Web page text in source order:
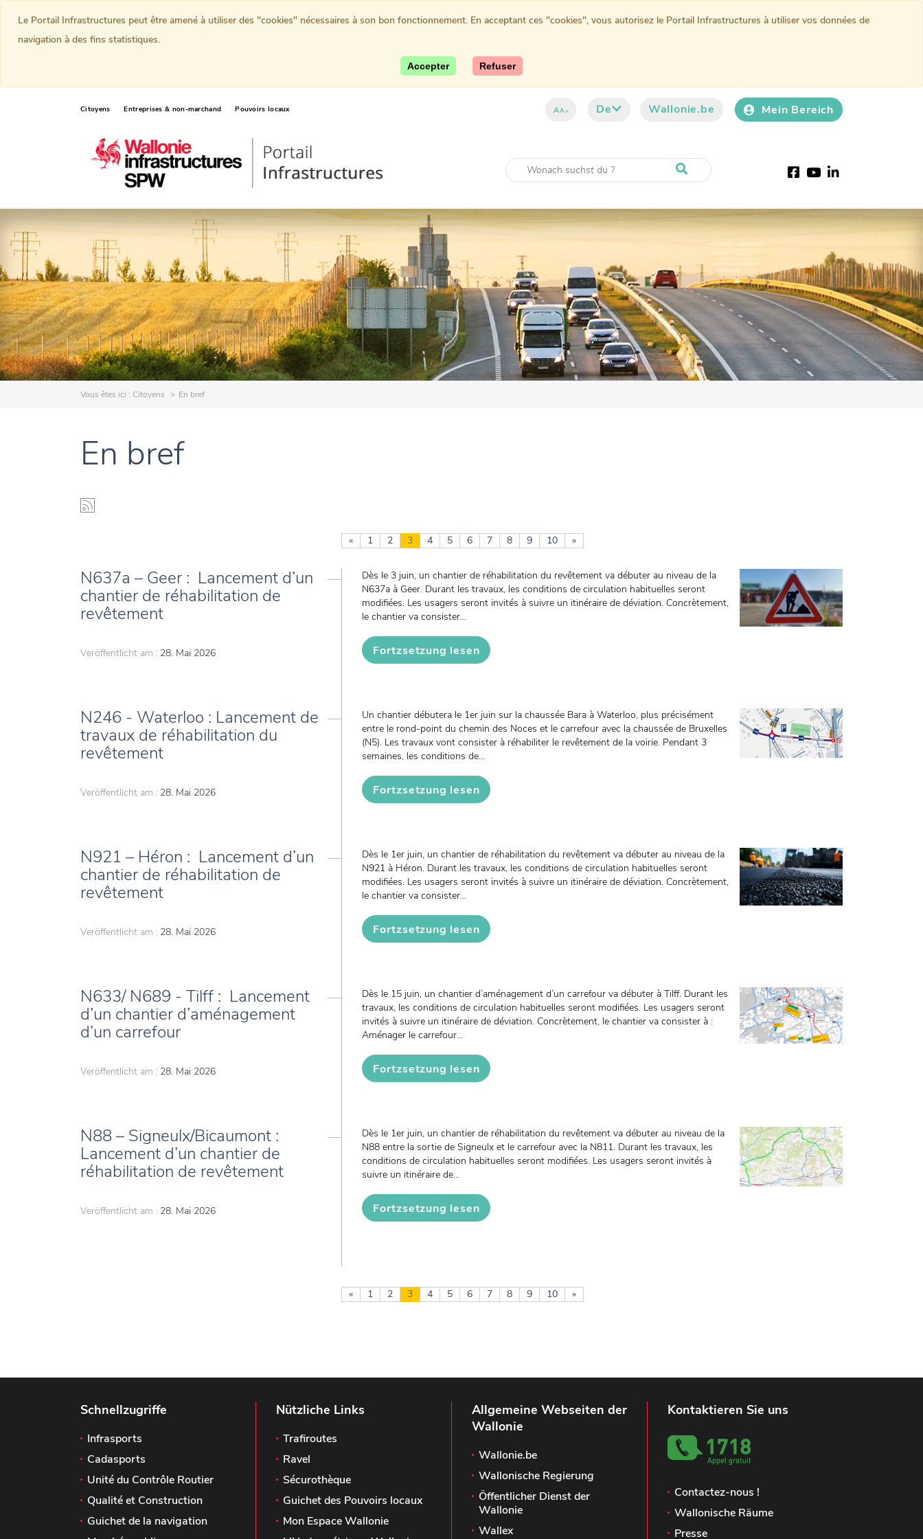
Citoyens Entreprises & non-marchand Pouvoirs locaux AAA De Wallonie.be Mein Bereich
Facebook
YoutubeLinkedIn
Vous êtes ici : Citoyens En bref
En bref
« 1 2 3 4 5 6 7 8 9 10 »
N637a – Geer : Lancement d’un
chantier de réhabilitation de
revêtement
Veröffentlicht am : 28. Mai 2026
Dès le 3 juin, un chantier de réhabilitation du revêtement va débuter au niveau de la
N637a à Geer. Durant les travaux, les conditions de circulation habituelles seront
modifiées. Les usagers seront invités à suivre un itinéraire de déviation. Concrètement,
le chantier va consister...
Fortzsetzung lesen
N246 - Waterloo : Lancement de
travaux de réhabilitation du
revêtement
Veröffentlicht am : 28. Mai 2026
Un chantier débutera le 1er juin sur la chaussée Bara à Waterloo, plus précisément
entre le rond-point du chemin des Noces et le carrefour avec la chaussée de Bruxelles
(N5). Les travaux vont consister à réhabiliter le revêtement de la voirie. Pendant 3
semaines, les conditions de...
Fortzsetzung lesen
N921 – Héron : Lancement d’un
chantier de réhabilitation de
revêtement
Veröffentlicht am : 28. Mai 2026
Dès le 1er juin, un chantier de réhabilitation du revêtement va débuter au niveau de la
N921 à Héron. Durant les travaux, les conditions de circulation habituelles seront
modifiées. Les usagers seront invités à suivre un itinéraire de déviation. Concrètement,
le chantier va consister...
Fortzsetzung lesen
N633/ N689 - Tilff : Lancement
d’un chantier d’aménagement
d’un carrefour
Veröffentlicht am : 28. Mai 2026
Dès le 15 juin, un chantier d’aménagement d’un carrefour va débuter à Tilff. Durant les
travaux, les conditions de circulation habituelles seront modifiées. Les usagers seront
invités à suivre un itinéraire de déviation. Concrètement, le chantier va consister à :
Aménager le carrefour...
Fortzsetzung lesen
N88 – Signeulx/Bicaumont :
Lancement d’un chantier de
réhabilitation de revêtement
Veröffentlicht am : 28. Mai 2026
Dès le 1er juin, un chantier de réhabilitation du revêtement va débuter au niveau de la
N88 entre la sortie de Signeulx et le carrefour avec la N811. Durant les travaux, les
conditions de circulation habituelles seront modifiées. Les usagers seront invités à
suivre un itinéraire de...
Fortzsetzung lesen
« 1 2 3 4 5 6 7 8 9 10 »
Schnellzugriffe
Infrasports
Cadasports
Unité du Contrôle Routier
Qualité et Construction
Guichet de la navigation
Nützliche Links
Trafiroutes
Ravel
Sécurothèque
Guichet des Pouvoirs locaux
Mon Espace Wallonie
Allgemeine Webseiten der
Wallonie
Wallonie.be
Wallonische Regierung
Öffentlicher Dienst der
Wallonie
Wallex
Kontaktieren Sie uns
Contactez-nous !
Wallonische Räume
Presse
Le Portail Infrastructures peut être amené à utiliser des "cookies" nécessaires à son bon fonctionnement. En acceptant ces "cookies", vous autorisez le Portail Infrastructures à utiliser vos données de
navigation à des fins statistiques.
Accepter Refuser